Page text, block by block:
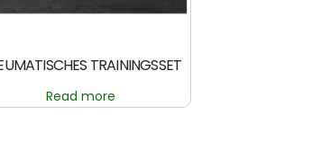
TRAININGSSET
Read more